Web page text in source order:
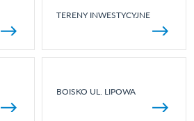
TERENY INWESTYCYJNE
BOISKO UL. LIPOWA